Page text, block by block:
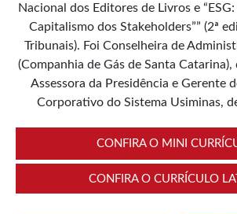
Nacional dos Editores de Livros e
Capitalismo dos Stakeholders”” (2ª
Tribunais). Foi Conselheira de
(Companhia de Gás de Santa
Assessora da Presidência e Gerente
Corporativo do Sistema Usiminas,
CONFIRA O MINI
CONFIRA O CURRÍCULO